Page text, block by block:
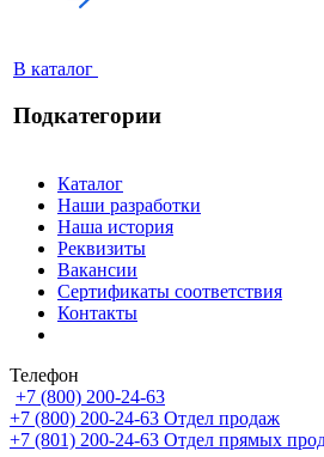
В каталог
Подкатегории
Каталог
Наши разработки
Наша история
Реквизиты
Вакансии
Сертификаты соответствия
Контакты
Телефон
+7 (800) 200-24-63
+7 (800) 200-24-63 Отдел продаж
+7 (801) 200-24-63 Отдел прямых